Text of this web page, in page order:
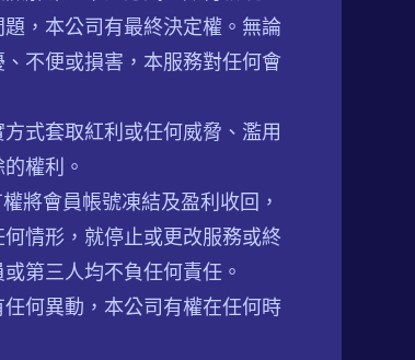
，本公司有最終決定權。無論
不便或損害，本服務對任何會
式套取紅利或任何威脅、濫用
權利。
將會員帳號凍結及盈利收回，
情形，就停止或更改服務或終
第三人均不負任何責任。
何異動，本公司有權在任何時